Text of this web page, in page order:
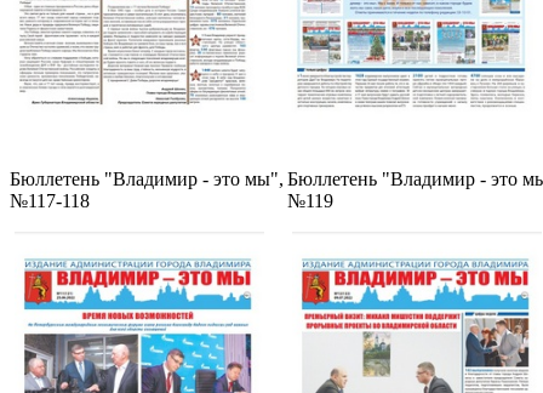
Бюллетень "Владимир - это мы",
№117-118
Бюллетень "Владимир - это
№119